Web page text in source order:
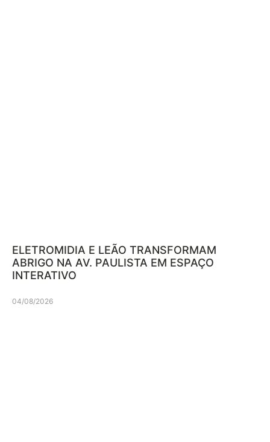
ELETROMIDIA E LEÃO TRANSFORMAM
ABRIGO NA AV. PAULISTA EM ESPAÇO
INTERATIVO
04/08/2026